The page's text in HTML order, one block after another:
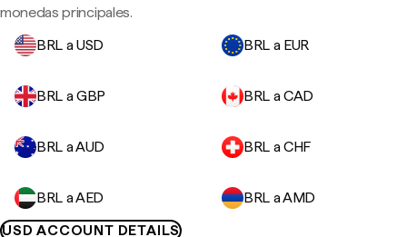
monedas principales.
BRL a USD
BRL a EUR
BRL a GBP BRL a CAD
BRL a AUD BRL a CHF
BRL a AED
BRL a AMD
USD ACCOUNT DETAILS